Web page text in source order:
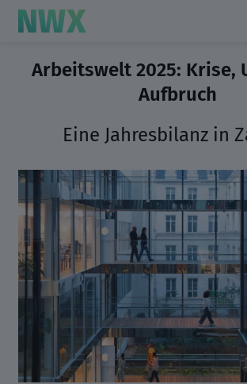
Arbeitswelt 2025: Krise,
Aufbruch
Eine Jahresbilanz in